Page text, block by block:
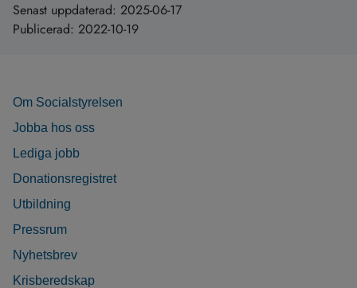
Senast uppdaterad: 2025-06-17
Publicerad: 2022-10-19
Om Socialstyrelsen
Jobba hos oss
Lediga jobb
Donationsregistret
Utbildning
Pressrum
Nyhetsbrev
Krisberedskap